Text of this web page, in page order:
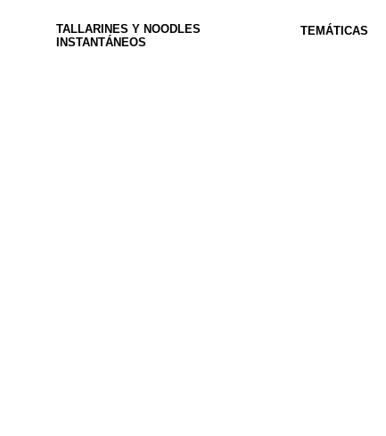
TALLARINES Y NOODLES
INSTANTÁNEOS
TEMÁTICAS